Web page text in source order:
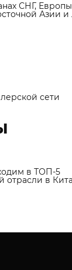
СНГ,
Азии и
сети
в ТОП-5
отрасли в